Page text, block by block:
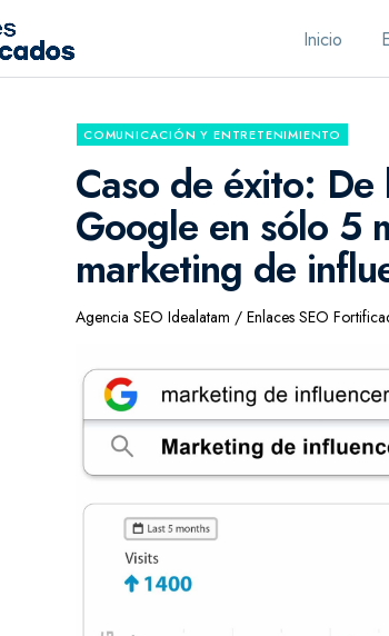
Inicio
COMUNICACIÓN Y ENTRETENIMIENTO
Caso de éxito:
Google en sólo 5
marketing de
Agencia SEO Idealatam / Enlaces SEO